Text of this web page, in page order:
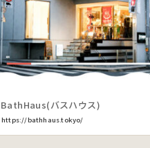
BathHaus(バスハウス)
https://bathhaus.tokyo/